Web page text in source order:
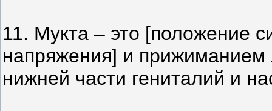
11. Мукта – это [положение
напряжения] и прижиманием
нижней части гениталий и